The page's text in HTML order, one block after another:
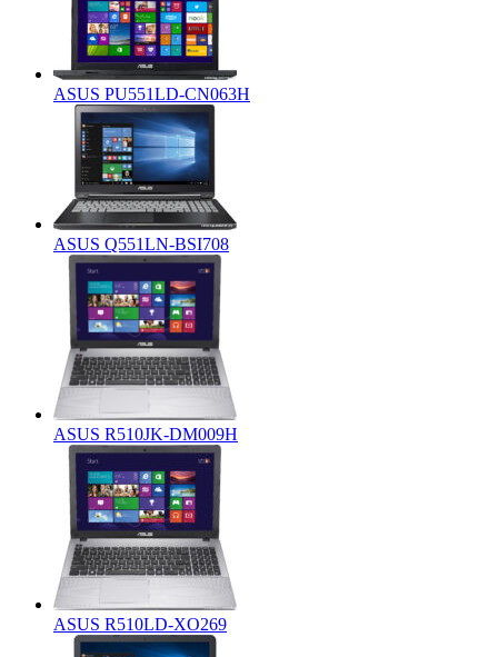
ASUS PU551LD-CN063H
ASUS Q551LN-BSI708
ASUS R510JK-DM009H
ASUS R510LD-XO269